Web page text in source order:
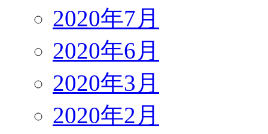
2020年7月
2020年6月
2020年3月
2020年2月